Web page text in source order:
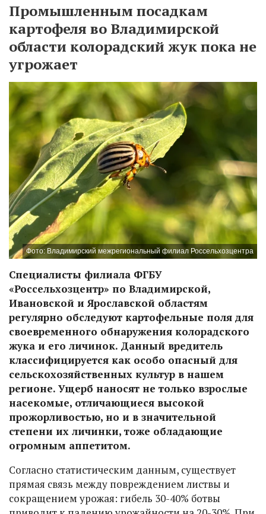
Промышленным посадкам
картофеля во Владимирской
области колорадский жук пока не
угрожает
Фото: Владимирский межрегиональный филиал Россельхозцентра
Специалисты филиала ФГБУ
«Россельхозцентр» по Владимирской,
Ивановской и Ярославской областям
регулярно обследуют картофельные поля для
своевременного обнаружения колорадского
жука и его личинок. Данный вредитель
классифицируется как особо опасный для
сельскохозяйственных культур в нашем
регионе. Ущерб наносят не только взрослые
насекомые, отличающиеся высокой
прожорливостью, но и в значительной
степени их личинки, тоже обладающие
огромным аппетитом.
Согласно статистическим данным, существует
прямая связь между повреждением листвы и
сокращением урожая: гибель 30-40% ботвы